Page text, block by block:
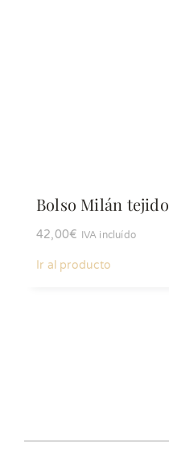
Bolso Milán tejido
42,00€ IVA incluído
Ir al producto